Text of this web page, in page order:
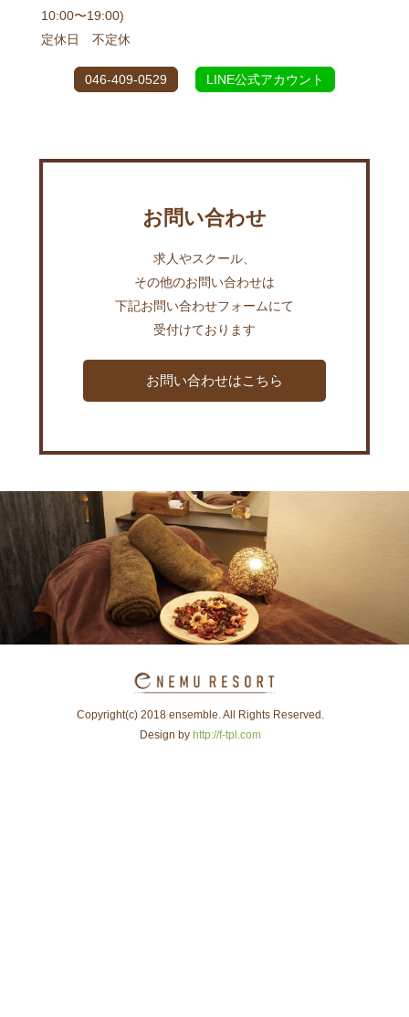
10:00〜19:00)
定休日 不定休
046-409-0529 LINE公式アカウント
お問い合わせ
求人やスクール、
その他のお問い合わせは
下記お問い合わせフォームにて
受付けております
お問い合わせはこちら
Copyright(c) 2018 ensemble. All Rights Reserved.
Design by http://f-tpl.com